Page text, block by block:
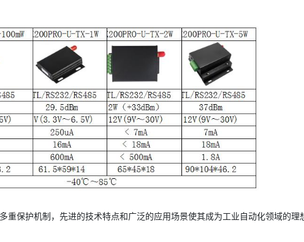
重保护机制，先进的技术特点和广泛的应用场景使其成为工业自动化领域的理